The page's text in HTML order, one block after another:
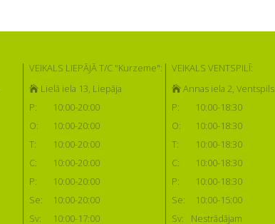
VEIKALS LIEPĀJĀ T/C "Kurzeme":
Lielā iela 13, Liepāja
P:
10:00-20:00
O:
10:00-20:00
T:
10:00-20:00
C:
10:00-20:00
P:
10:00-20:00
Se:
10:00-20:00
Sv:
10:00-17:00
VEIKALS VENTSPILĪ:
Annas iela 2, Ventspils
P:
10:00-18:30
O:
10:00-18:30
T:
10:00-18:30
C:
10:00-18:30
P:
10:00-18:30
Se:
10:00-15:00
Sv:
Nestrādājam